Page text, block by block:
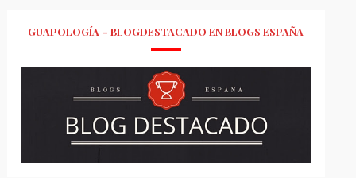
GUAPOLOGÍA – BLOGDESTACADO EN BLOGS ESPAÑA